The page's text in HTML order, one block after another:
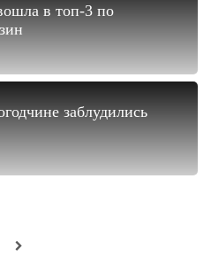
в топ-3 по
заблудились